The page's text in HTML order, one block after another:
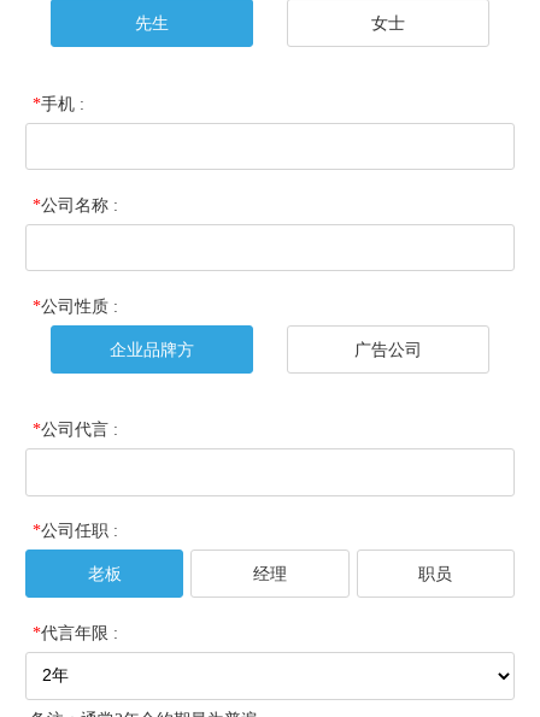
先生 女士
*手机 :
*公司名称 :
*公司性质 :
企业品牌方 广告公司
*公司代言 :
*公司任职 :
老板 经理 职员
*代言年限 :